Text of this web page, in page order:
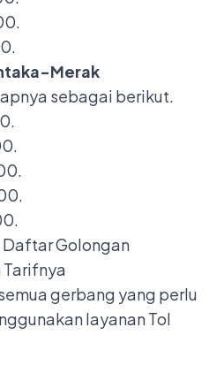
Merak
sebagai berikut.
Golongan
Tarifnya
gerbang yang perlu
layanan Tol